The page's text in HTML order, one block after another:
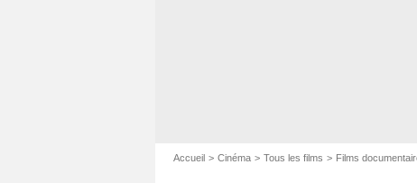
Accueil Cinéma Tous les films Films